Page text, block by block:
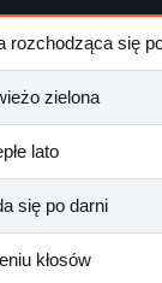
rozchodząca się
zielona
lato
się po darni
kłosów